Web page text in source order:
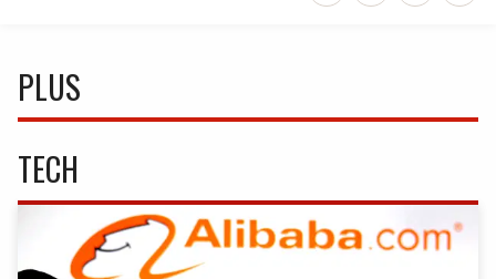
PLUS
TECH